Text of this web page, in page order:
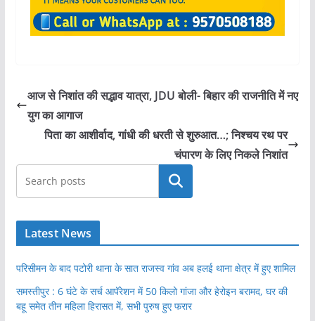
आज से निशांत की सद्भाव यात्रा, JDU बोली- बिहार की राजनीति में नए
युग का आगाज
पिता का आशीर्वाद, गांधी की धरती से शुरुआत…; निश्‍चय रथ पर
चंपारण के ल‍िए निकले निशांत
खोजें
Latest News
परिसीमन के बाद पटोरी थाना के सात राजस्व गांव अब हलई थाना क्षेत्र में हुए शामिल
समस्तीपुर : 6 घंटे के सर्च आपॅरेशन में 50 किलो गांजा और हेरोइन बरामद, घर की
बहू समेत तीन महिला हिरासत में, सभी पुरुष हुए फरार